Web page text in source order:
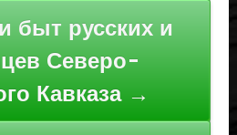
быт русских и
Северо-
Кавказа →